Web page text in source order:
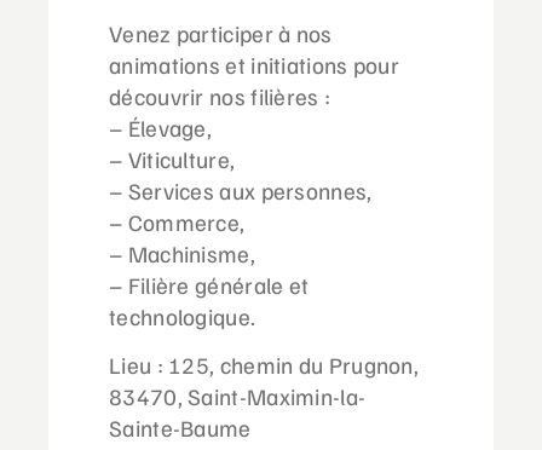
Venez participer à nos
animations et initiations pour
découvrir nos filières :
– Élevage,
– Viticulture,
– Services aux personnes,
– Commerce,
– Machinisme,
– Filière générale et
technologique.
Lieu : 125, chemin du Prugnon,
83470, Saint-Maximin-la-
Sainte-Baume